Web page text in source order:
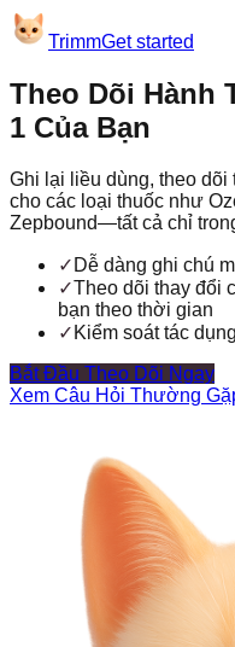
TrimmGet started
Theo Dõi Hành
1 Của Bạn
Ghi lại liều dùng, theo dõi
cho các loại thuốc như
Zepbound—tất cả chỉ
✓ Dễ dàng ghi chú
✓Theo dõi thay đổi
bạn theo thời gian
✓ Kiểm soát tác
Bắt Đầu Theo Dõi Ngay
Xem Câu Hỏi Thường